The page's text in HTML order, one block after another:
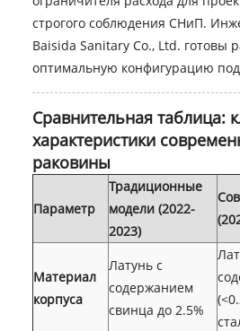
строгого соблюдения СНиП.
Baisida Sanitary Co., Ltd. готовы
оптимальную конфигурацию
Сравнительная таблица:
характеристики
раковины
Параметр
Традиционные
модели (2022-
2023)
Материал
корпуса
Латунь с
содержанием
свинца до 2.5%